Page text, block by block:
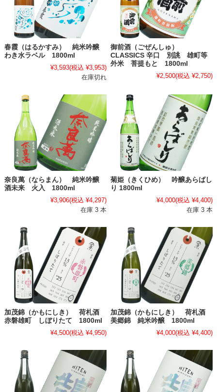
春霞（はるかすみ） 純米吟醸
わき水ラベル 1800ml
¥3,593(税込 ¥3,953)
在庫切れ
御前酒（ごぜんしゅ）
CLASSICS 辛口 別誂 雄町等
外米 菩提もと 1800ml
¥2,500(税込 ¥2,750)
奈良萬（ならまん） 純米吟醸
酒未来 火入 1800ml
¥3,906(税込 ¥4,297)
在庫 3 本
菊姫（きくひめ） 吟醸あらばし
り 1800ml
¥4,000(税込 ¥4,400)
在庫 3 本
加茂錦（かもにしき） 荷札酒
赤磐雄町 しぼりたて 1800ml
¥4,500(税込 ¥4,950)
加茂錦（かもにしき） 荷札酒
美郷錦 純米吟醸 1800ml
¥4,000(税込 ¥4,400)